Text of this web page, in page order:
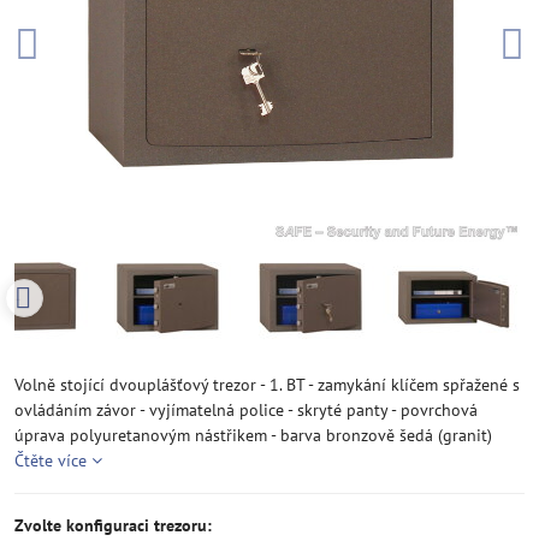
Volně stojící dvouplášťový trezor - 1. BT - zamykání klíčem spřažené s
ovládáním závor - vyjímatelná police - skryté panty - povrchová
úprava polyuretanovým nástřikem - barva bronzově šedá (granit)
Čtěte více
Zvolte konfiguraci trezoru: